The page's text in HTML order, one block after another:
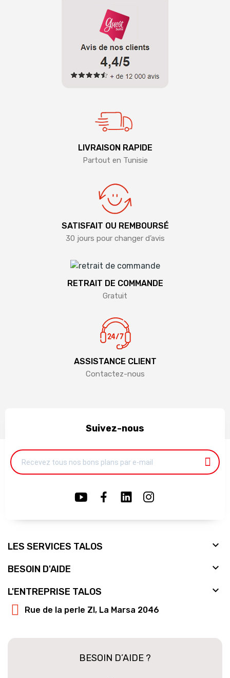
LIVRAISON RAPIDE
Partout en Tunisie
SATISFAIT OU REMBOURSÉ
30 jours pour changer d’avis
RETRAIT DE COMMANDE
Gratuit
ASSISTANCE CLIENT
Contactez-nous
Suivez-nous
LES SERVICES TALOS 
BESOIN D'AIDE 
L'ENTREPRISE TALOS 
Rue de la perle ZI, La Marsa 2046
BESOIN D’AIDE ?